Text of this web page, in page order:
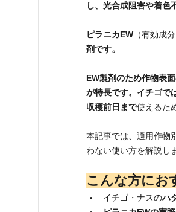
し、光合成阻害や着色
ピラニカEW （有効成
剤です。
EW製剤のため作物表
が特長です。イチゴで
収穫前日まで使えるた
本記事では、適用作物
わない使い方を解説し
こんな方にお
イチゴ・ナスのハ